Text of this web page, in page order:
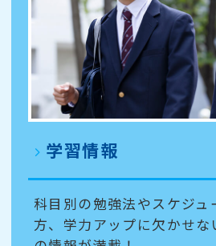
学習情報
科目別の勉強法やスケジュ
方、学力アップに欠かせな